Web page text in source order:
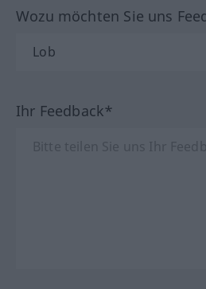
Wozu möchten Sie uns
Ihr Feedback*